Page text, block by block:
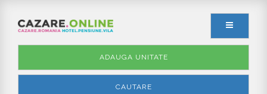
CAUTARE
ADAUGA UNITATE